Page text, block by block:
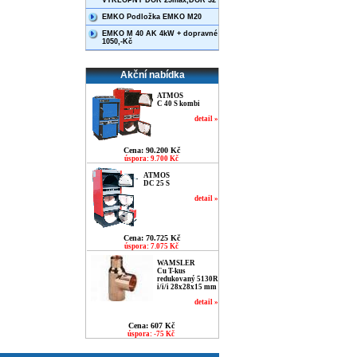
EMKO Podložka EMKO M20
EMKO M 40 AK 4kW + dopravné
1050,-Kč
Akční nabídka
ATMOS
C 40 S kombi
detail »
Cena: 90.200 Kč
úspora: 9.700 Kč
ATMOS
DC 25 S
detail »
Cena: 70.725 Kč
úspora: 7.075 Kč
WAMSLER
Cu T-kus
redukovaný 5130R
i/i/i 28x28x15 mm
detail »
Cena: 607 Kč
úspora: -75 Kč